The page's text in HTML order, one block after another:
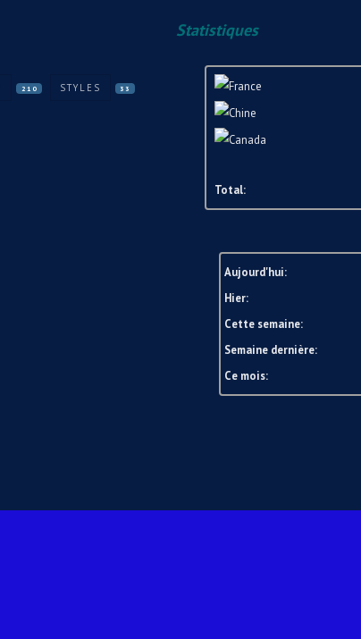
210 STYLES 33
Statistiques
Total:
Aujourd'hui:
Hier:
Cette semaine:
Semaine dernière:
Ce mois: